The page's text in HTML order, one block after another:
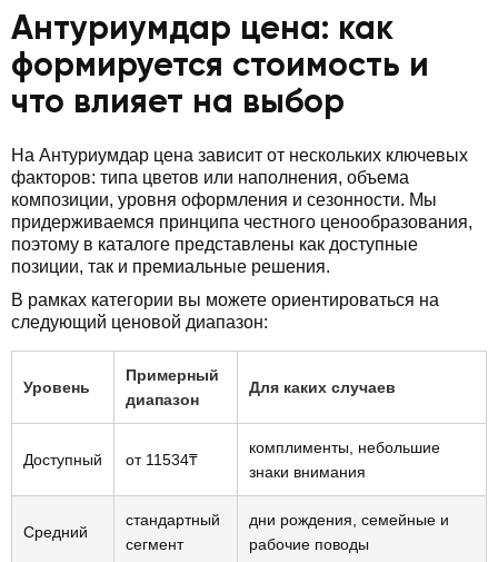
Антуриумдар цена: как
формируется стоимость и
что влияет на выбор
На Антуриумдар цена зависит от нескольких ключевых
факторов: типа цветов или наполнения, объема
композиции, уровня оформления и сезонности. Мы
придерживаемся принципа честного ценообразования,
поэтому в каталоге представлены как доступные
позиции, так и премиальные решения.
В рамках категории вы можете ориентироваться на
следующий ценовой диапазон:
Уровень
Примерный
диапазон
Для каких случаев
Доступный от 11534₸
комплименты, небольшие
знаки внимания
Средний
стандартный
сегмент
дни рождения, семейные и
рабочие поводы